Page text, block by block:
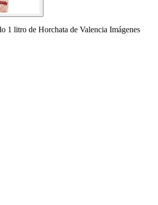
1 litro de Horchata de Valencia Imágenes